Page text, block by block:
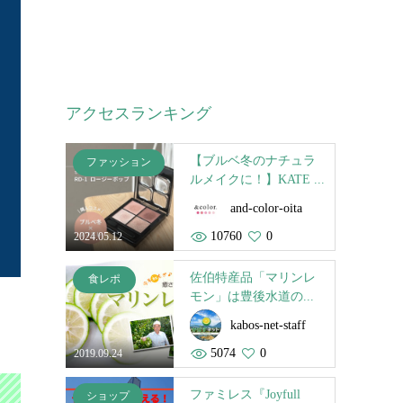
アクセスランキング
2024.05.12
ファッション
【ブルベ冬のナチュラ
ルメイクに！】KATE ...
and-color-oita
10760 0
2019.09.24
食レポ
佐伯特産品「マリンレ
モン」は豊後水道の...
kabos-net-staff
5074 0
ショップ
ファミレス『Joyfull